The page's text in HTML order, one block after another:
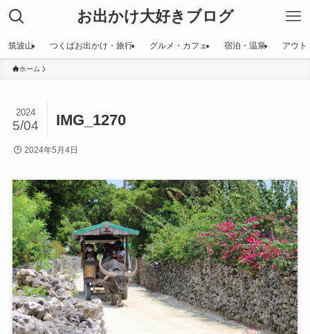
お出かけ大好きブログ
筑波山 つくばお出かけ・旅行 グルメ・カフェ 宿泊・温泉 アウト
ホーム
IMG_1270
2024
5/04
2024年5月4日